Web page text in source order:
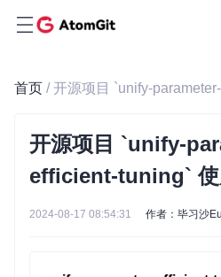
首页 / 开源项目 `unify-
开源项目 `unify-
efficient-tuning` 使
2024-08-17 08:54:31 作者：毕习沙